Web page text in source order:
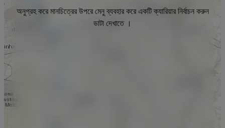
অনুগ্রহ করে মানচিত্রের উপরে মেনু ব্যবহার করে একটি ক্যারিয়ার নির্বাচন করুন
ডাটা দেখাতে ।